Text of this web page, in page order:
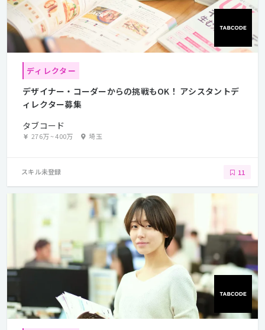
ディレクター
デザイナー・コーダーからの挑戦もOK！ アシスタントデ
ィレクター募集
タブコード
276万~400万 埼玉
スキル未登録 11